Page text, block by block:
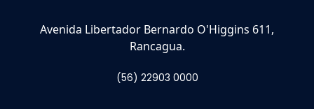
Avenida Libertador Bernardo O'Higgins 611,
Rancagua.
(56) 22903 0000